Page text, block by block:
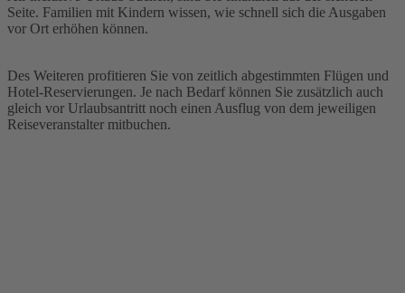
Seite. Familien mit Kindern wissen, wie schnell sich die Ausgaben
vor Ort erhöhen können.
Des Weiteren profitieren Sie von zeitlich abgestimmten Flügen und
Hotel-Reservierungen. Je nach Bedarf können Sie zusätzlich auch
gleich vor Urlaubsantritt noch einen Ausflug von dem jeweiligen
Reiseveranstalter mitbuchen.